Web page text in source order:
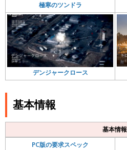
極寒のツンドラ
デンジャークロース
基本情報
基本情報
PC版の要求スペック